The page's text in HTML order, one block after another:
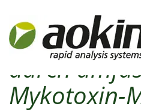
Erhöhte
durch
Mykotoxin-